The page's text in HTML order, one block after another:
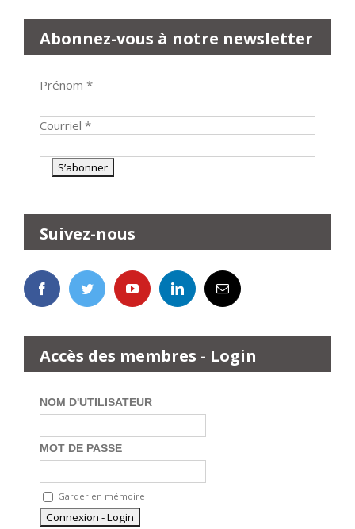
Abonnez-vous à notre newsletter
Prénom *
Courriel *
Suivez-nous
Accès des membres - Login
NOM D'UTILISATEUR
MOT DE PASSE
Garder en mémoire